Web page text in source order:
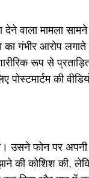
मामला सामने
का गंभीर आरोप
रूप से
की
उसने फोन पर
कोशिश की,